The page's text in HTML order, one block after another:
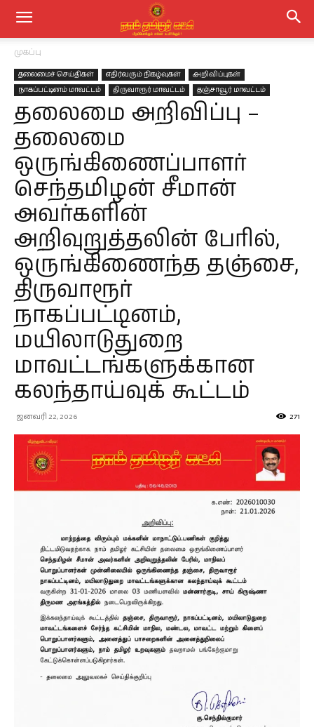
முகப்பு
தலைமைச் செய்திகள் எதிர்வரும் நிகழ்வுகள்
அறிவிப்புகள்
நாகப்பட்டினம் மாவட்டம்
திருவாரூர் மாவட்டம் தஞ்சாவூர் மாவட்டம்
தலைமை அறிவிப்பு –
தலைமை
ஒருங்கிணைப்பாளர்
செந்தமிழன் சீமான்
அவர்களின்
அறிவுறுத்தலின் பேரில்,
ஒருங்கிணைந்த தஞ்சை,
திருவாரூர்
நாகப்பட்டினம்,
மயிலாடுதுறை
மாவட்டங்களுக்கான
கலந்தாய்வுக் கூட்டம்
ஜனவரி 22, 2026 271